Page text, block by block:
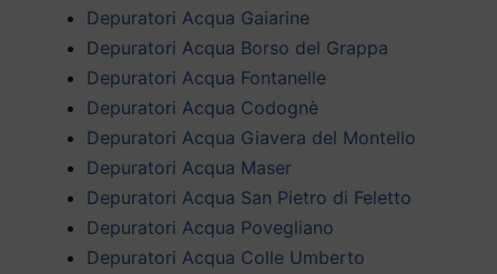
Depuratori Acqua Gaiarine
Depuratori Acqua Borso del Grappa
Depuratori Acqua Fontanelle
Depuratori Acqua Codognè
Depuratori Acqua Giavera del Montello
Depuratori Acqua Maser
Depuratori Acqua San Pietro di Feletto
Depuratori Acqua Povegliano
Depuratori Acqua Colle Umberto